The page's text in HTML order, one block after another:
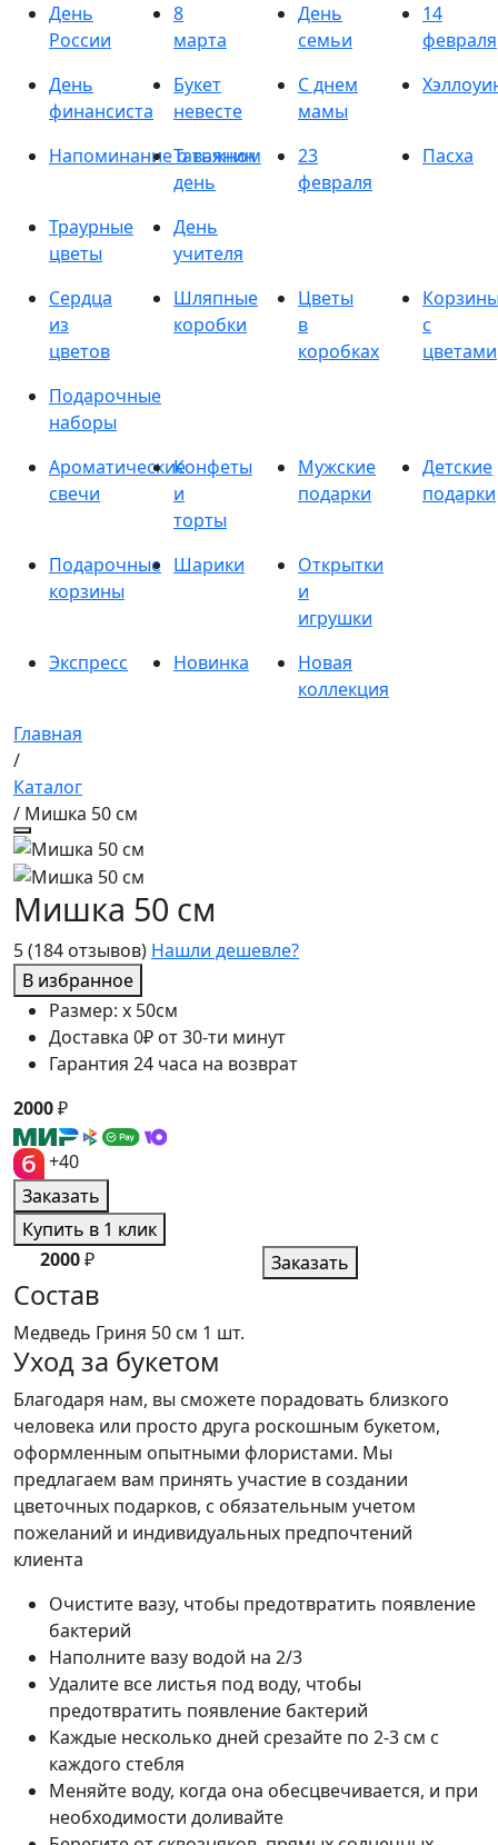
День
России
8
марта
День
семьи
14
февраля
День
финансиста
Букет
невесте
С днем
мамы
Напоминание о важном
Татьянин
день
23
февраля
Пасха
Траурные
цветы
День
учителя
Сердца
из
цветов
Шляпные
коробки
Цветы
в
коробках
с
цветами
Подарочные
наборы
Ароматические
свечи
Конфеты
и
торты
Мужские
подарки
Детские
подарки
Подарочные
корзины
Шарики
Открытки
и
игрушки
Экспресс
Новинка
Новая
коллекция
Главная
/
Каталог
/ Мишка 50 см
5(184 отзывов) Нашли дешевле?
В избранное
Мишка 50 см
Размер: x 50см
Доставка 0₽ от 30-ти минут
Гарантия 24 часа на возврат
2000₽
+40
Заказать
Купить в 1 клик
2000₽ Заказать
Состав
Медведь Гриня 50 см 1 шт.
Уход за букетом
Благодаря нам, вы сможете порадовать близкого
человека или просто друга роскошным букетом,
оформленным опытными флористами. Мы
предлагаем вам принять участие в создании
цветочных подарков, с обязательным учетом
пожеланий и индивидуальных предпочтений
клиента
Очистите вазу, чтобы предотвратить появление
бактерий
Наполните вазу водой на 2/3
Удалите все листья под воду, чтобы
предотвратить появление бактерий
Каждые несколько дней срезайте по 2-3 см с
каждого стебля
Меняйте воду, когда она обесцвечивается, и при
необходимости доливайте